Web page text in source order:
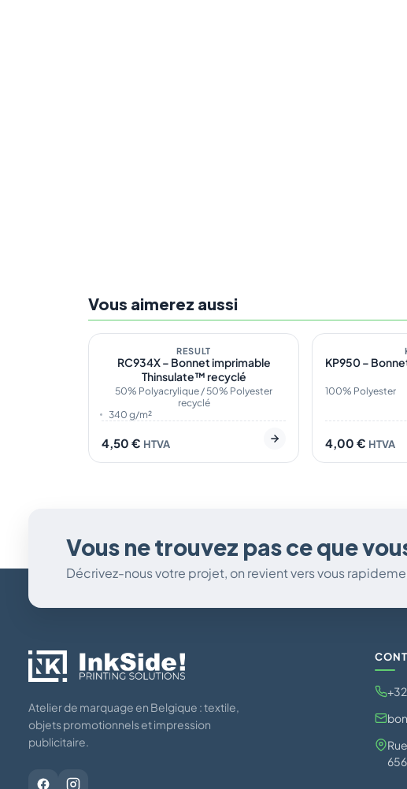
Vous aimerez aussi
5
En stock
RESULT
RC934X – Bonnet imprimable
Thinsulate™ recyclé
50% Polyacrylique / 50% Polyester
recyclé
340 g/m²
4,50 € HTVA
En stock
KP950 –
100% Polyester
4,00 € HTVA
Vous ne trouvez pas ce que
Décrivez-nous votre projet, on revient vers vous
Atelier de marquage en Belgique : textile,
objets promotionnels et impression
publicitaire.